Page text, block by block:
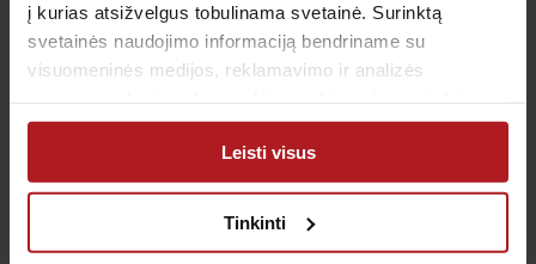
į kurias atsižvelgus tobulinama svetainė. Surinktą
svetainės naudojimo informaciją bendriname su
visuomeninės medijos, reklamavimo ir analizės
arba naudojant paslaugas surinktos informacijos.
Leisti visus
Tinkinti
Darbo laikas:
I-V 7:00 – 19:00
VII: Nedirbame